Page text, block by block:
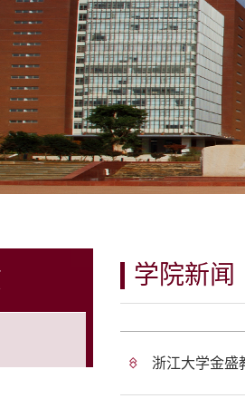
学院新闻
浙江大学金盛